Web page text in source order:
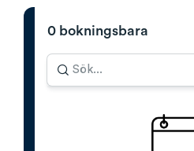
0 bokningsbara